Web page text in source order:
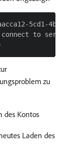
5cd1-4b123-
to service
zu
des Kontos
Laden des